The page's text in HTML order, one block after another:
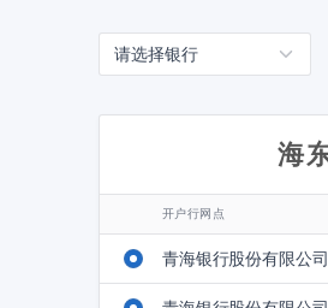
海
开户行网点
青海银行股份有限公